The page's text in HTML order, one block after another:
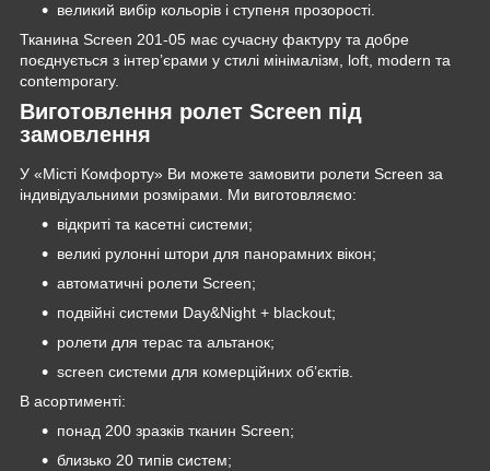
великий вибір кольорів і ступеня прозорості.
Тканина Screen 201-05 має сучасну фактуру та добре
поєднується з інтер’єрами у стилі мінімалізм, loft, modern та
contemporary.
Виготовлення ролет Screen під
замовлення
У «Місті Комфорту» Ви можете замовити ролети Screen за
індивідуальними розмірами. Ми виготовляємо:
відкриті та касетні системи;
великі рулонні штори для панорамних вікон;
автоматичні ролети Screen;
подвійні системи Day&Night + blackout;
ролети для терас та альтанок;
screen системи для комерційних об’єктів.
В асортименті:
понад 200 зразків тканин Screen;
близько 20 типів систем;